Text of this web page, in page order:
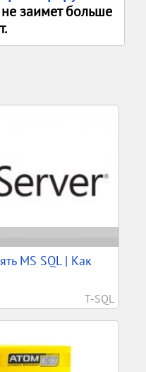
заимет больше
MS SQL | Как
T-SQL